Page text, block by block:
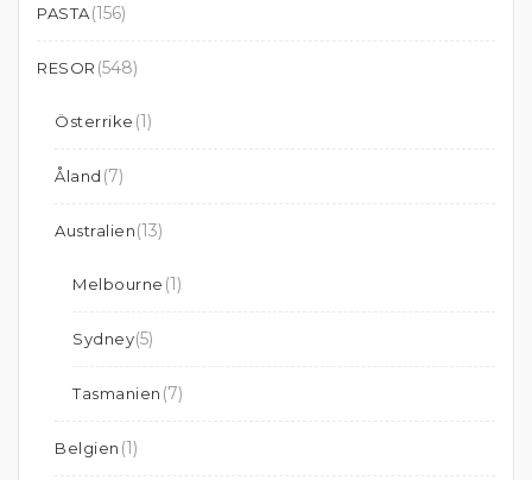
PASTA(156)
RESOR (548)
Österrike (1)
Åland (7)
Australien(13)
Melbourne (1)
Sydney(5)
Tasmanien (7)
Belgien (1)